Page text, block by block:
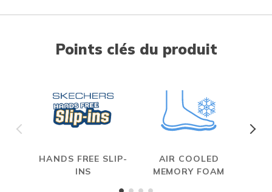
Points clés du produit
HANDS FREE SLIP-
INS
AIR COOLED
MEMORY FOAM